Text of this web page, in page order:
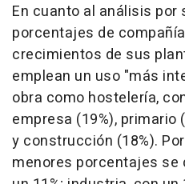
En cuanto al análisis
porcentajes de
crecimientos de sus
emplean un uso "más
obra como hostelería,
empresa (19%), primario
y construcción (18%).
menores porcentajes se